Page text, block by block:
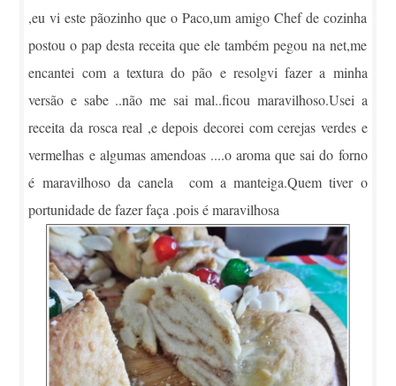
,eu vi este pãozinho que o Paco,um amigo Chef de cozinha
postou o pap desta receita que ele também pegou na net,me
encantei com a textura do pão e resolgvi fazer a minha
versão e sabe ..não me sai mal..ficou maravilhoso.Usei a
receita da rosca real ,e depois decorei com cerejas verdes e
vermelhas e algumas amendoas ....o aroma que sai do forno
é maravilhoso da canela com a manteiga.Quem tiver o
portunidade de fazer faça .pois é maravilhosa